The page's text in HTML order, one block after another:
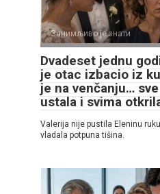
Занимљиво је знати
Dvadeset jednu
je otac izbacio iz
je na venčanju…
ustala i svima
Valerija nije pustila Eleninu
vladala potpuna tišina.